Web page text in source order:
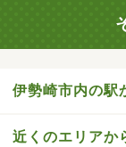
伊勢崎市内の駅
近くのエリアか